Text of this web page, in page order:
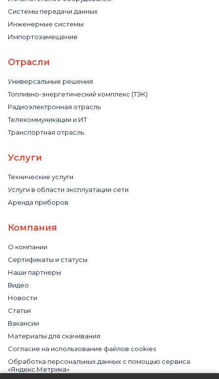
Системы передачи данных
Инженерные системы
Импортозамещение
Отрасли
Универсальные решения
Топливно-энергетический комплекс (ТЭК)
Радиоэлектронная отрасль
Телекоммуникации и ИТ
Транспортная отрасль
Услуги
Технические услуги
Услуги в области эксплуатации сети
Аренда приборов
Компания
О компании
Сертификаты и статусы
Наши партнеры
Видео
Новости
Статьи
Вакансии
Материалы для скачивания
Cогласие на использование файлов cookies
Обработка персональных данных с помощью сервиса
«Яндекс.Метрика»